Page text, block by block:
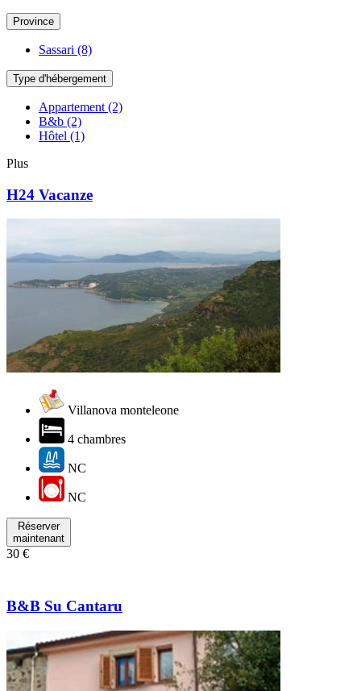
Province
Sassari (8)
Type d'hébergement
Appartement (2)
B&b (2)
Hôtel (1)
Plus
H24 Vacanze
Villanova monteleone
4 chambres
NC
NC
Réserver
maintenant
30 €
B&B Su Cantaru